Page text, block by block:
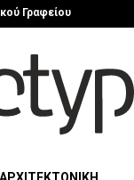
Γραφείου